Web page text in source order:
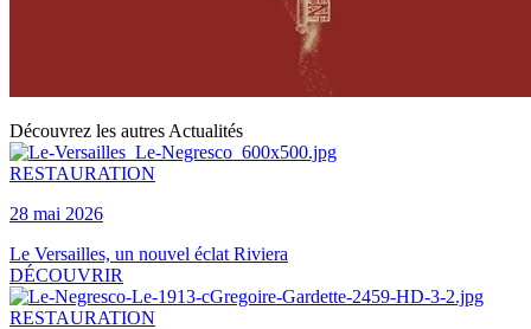
Découvrez les autres Actualités
RESTAURATION
28 mai 2026
Le Versailles, un nouvel éclat Riviera
DÉCOUVRIR
RESTAURATION